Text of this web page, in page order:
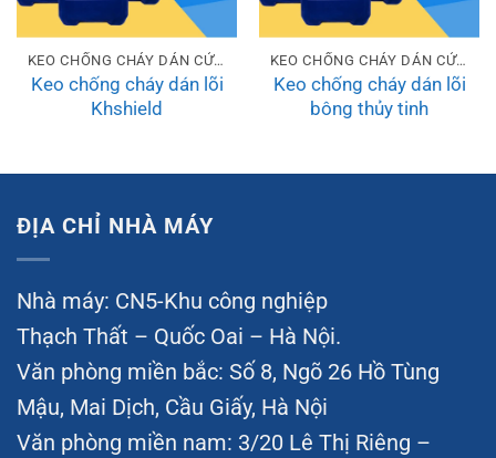
KEO CHỐNG CHÁY DÁN CỬA, VÁCH, PANEL, LÕI CHỐNG CHÁY… CC100 ĐẠT CHUẨN
Keo chống cháy dán lõi
Khshield
KEO CHỐNG CHÁY DÁN CỬA, VÁCH, PANEL, LÕI CHỐNG CHÁY… CC100 ĐẠT CHUẨN
Keo chống cháy dán lõi
bông thủy tinh
ĐỊA CHỈ NHÀ MÁY
Nhà máy: CN5-Khu công nghiệp
Thạch Thất – Quốc Oai – Hà Nội.
Văn phòng miền bắc: Số 8, Ngõ 26 Hồ Tùng
Mậu, Mai Dịch, Cầu Giấy, Hà Nội
Văn phòng miền nam: 3/20 Lê Thị Riêng –